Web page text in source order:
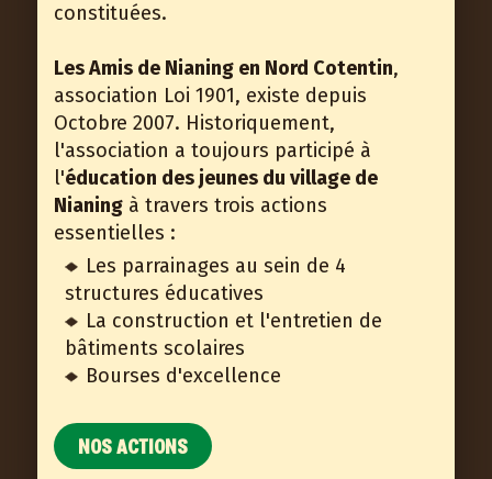
constituées.
Les Amis de Nianing en Nord Cotentin,
association Loi 1901, existe depuis
Octobre 2007. Historiquement,
l'association a toujours participé à
l'éducation des jeunes du village de
Nianingà travers trois actions
essentielles :
Les parrainages au sein de 4
structures éducatives
La construction et l'entretien de
bâtiments scolaires
Bourses d'excellence
NOS ACTIONS